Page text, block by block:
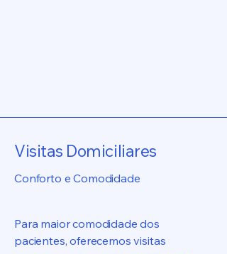
Visitas Domiciliares
Conforto e Comodidade
Para maior comodidade dos
pacientes, oferecemos visitas